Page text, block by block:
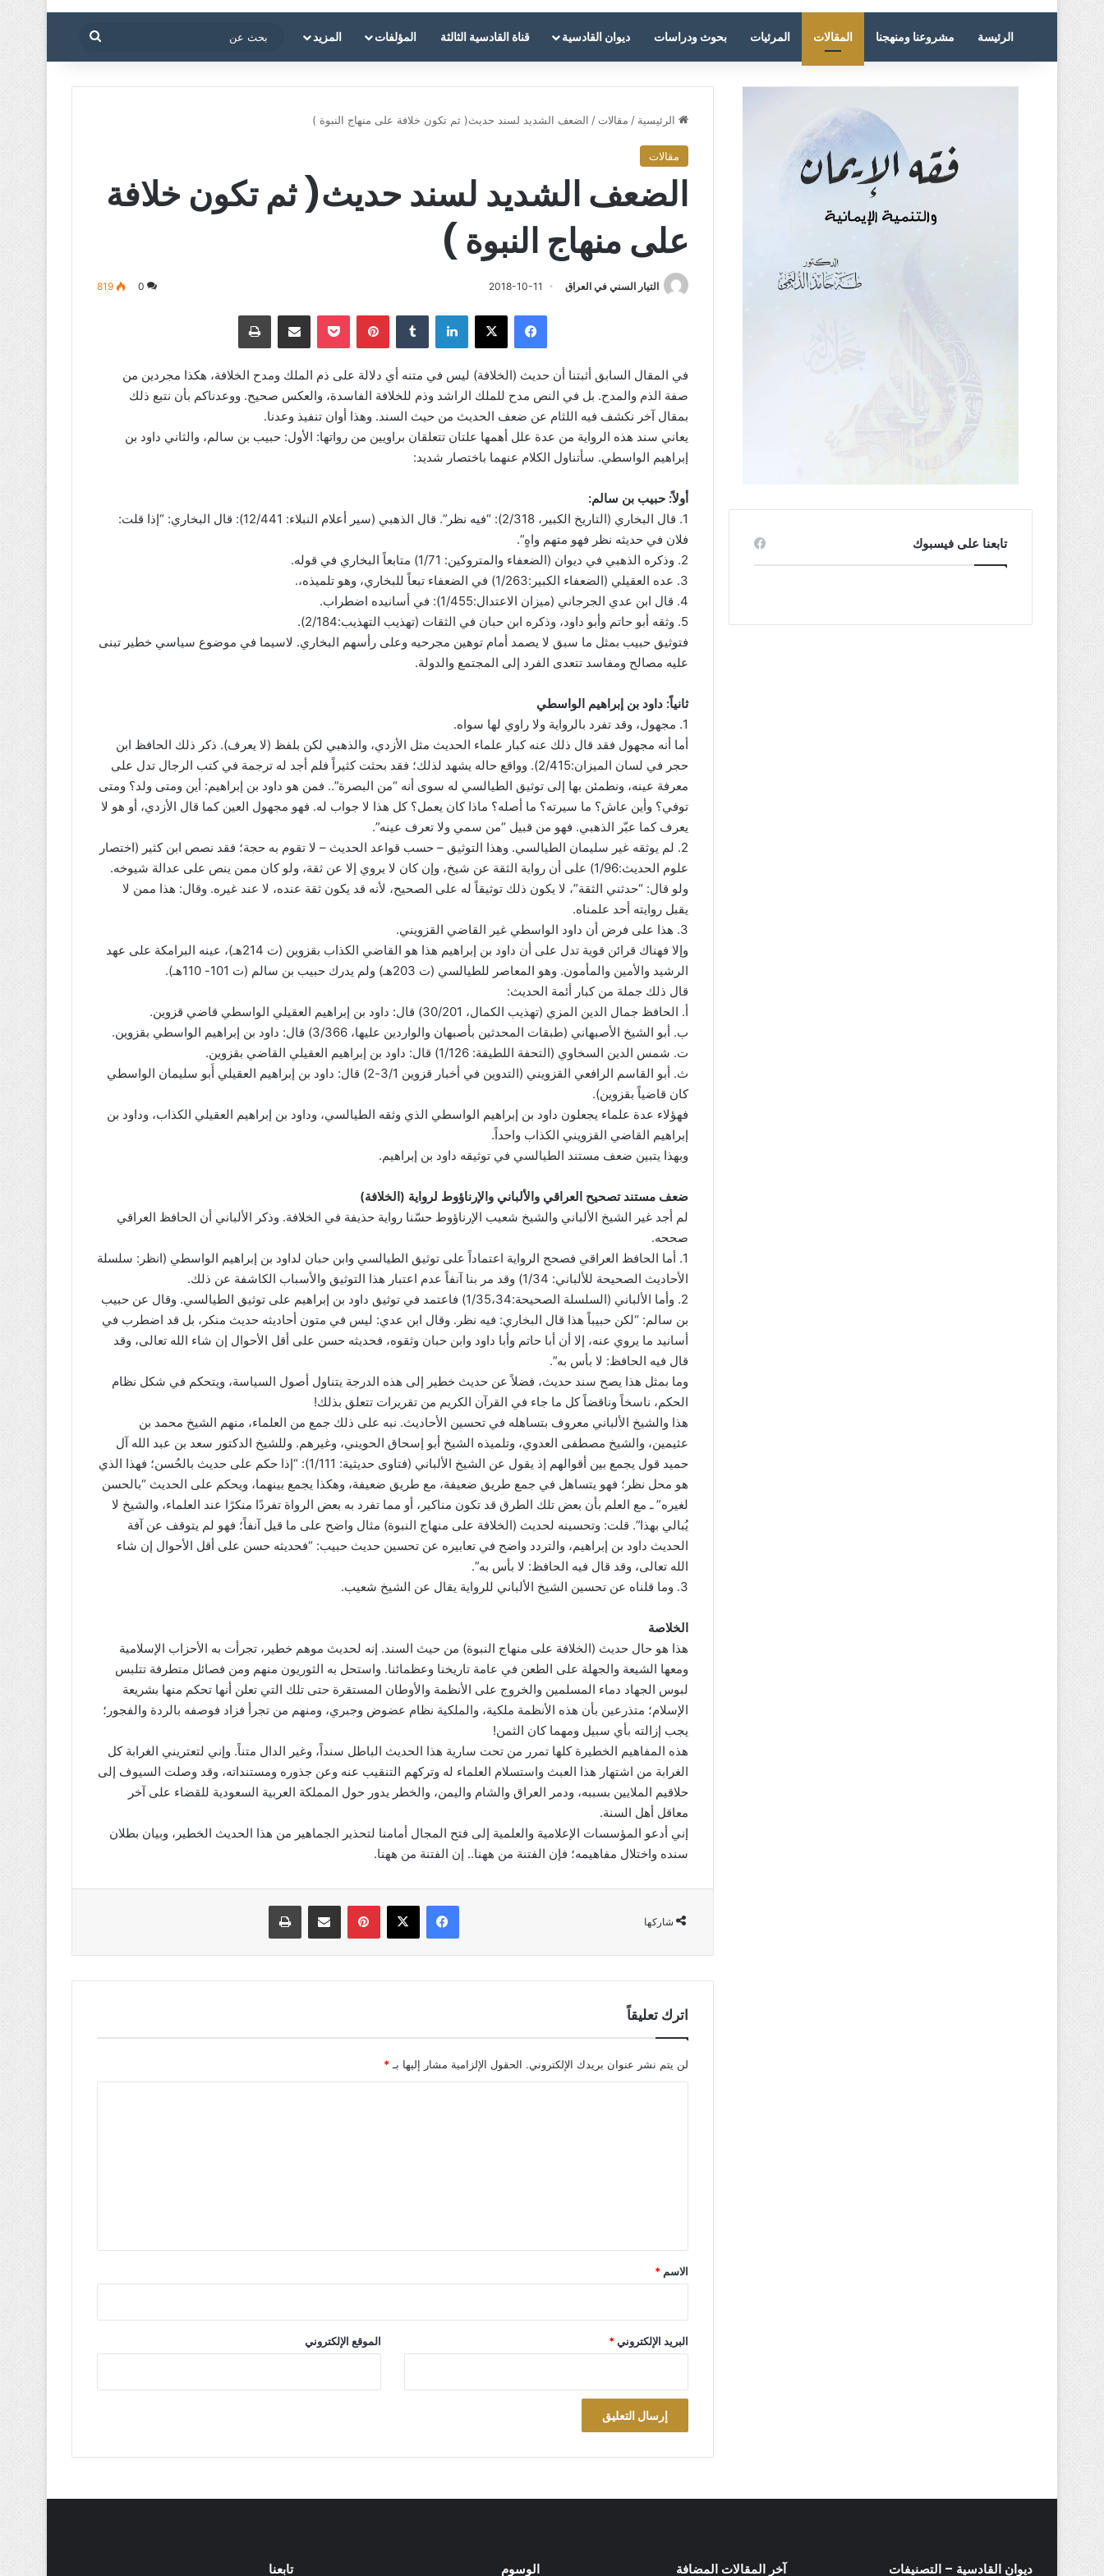
الرئيسة مشروعنا ومنهجنا المقالات المرئيات بحوث ودراسات ديوان القادسية قناة القادسية الثالثة المؤلفات المزيد
عن
الرئيسية / مقالات / الضعف الشديد لسند حديث( ثم تكون خلافة على منهاج النبوة )
مقالات
الضعف الشديد لسند حديث( ثم تكون خلافة
على منهاج النبوة )
التيار السني في العراق 2018-10-11
0
819
فيسبوك لينكدإن بينتيريست
في المقال السابق أثبتنا أن حديث (الخلافة) ليس في متنه أي دلالة على ذم الملك ومدح الخلافة، هكذا مجردين من
صفة الذم والمدح. بل في النص مدح للملك الراشد وذم للخلافة الفاسدة، والعكس صحيح. ووعدناكم بأن نتبع ذلك
بمقال آخر نكشف فيه اللثام عن ضعف الحديث من حيث السند. وهذا أوان تنفيذ وعدنا.
يعاني سند هذه الرواية من عدة علل أهمها علتان تتعلقان براويين من رواتها: الأول: حبيب بن سالم، والثاني داود بن
إبراهيم الواسطي. سأتناول الكلام عنهما باختصار شديد:
أولاً: حبيب بن سالم:
1. قال البخاري (التاريخ الكبير، 2/318): “فيه نظر”. قال الذهبي (سير أعلام النبلاء: 12/441): قال البخاري: “إذا قلت:
فلان في حديثه نظر فهو متهم واهٍ”.
2. وذكره الذهبي في ديوان (الضعفاء والمتروكين: 1/71) متابعاً البخاري في قوله.
3. عده العقيلي (الضعفاء الكبير:1/263) في الضعفاء تبعاً للبخاري، وهو تلميذه،.
4. قال ابن عدي الجرجاني (ميزان الاعتدال:1/455): في أسانيده اضطراب.
5. وثقه أبو حاتم وأبو داود، وذكره ابن حبان في الثقات (تهذيب التهذيب:2/184).
فتوثيق حبيب بمثل ما سبق لا يصمد أمام توهين مجرحيه وعلى رأسهم البخاري. لاسيما في موضوع سياسي خطير تبنى
عليه مصالح ومفاسد تتعدى الفرد إلى المجتمع والدولة.
ثانياً: داود بن إبراهيم الواسطي
1. مجهول، وقد تفرد بالرواية ولا راوي لها سواه.
أما أنه مجهول فقد قال ذلك عنه كبار علماء الحديث مثل الأزدي، والذهبي لكن بلفظ (لا يعرف). ذكر ذلك الحافظ ابن
حجر في لسان الميزان:2/415). وواقع حاله يشهد لذلك؛ فقد بحثت كثيراً فلم أجد له ترجمة في كتب الرجال تدل على
معرفة عينه، ونطمئن بها إلى توثيق الطيالسي له سوى أنه “من البصرة”.. فمن هو داود بن إبراهيم: أين ومتى ولد؟ ومتى
توفي؟ وأين عاش؟ ما سيرته؟ ما أصله؟ ماذا كان يعمل؟ كل هذا لا جواب له. فهو مجهول العين كما قال الأزدي، أو هو لا
يعرف كما عبّر الذهبي. فهو من قبيل “من سمي ولا تعرف عينه”.
2. لم يوثقه غير سليمان الطيالسي. وهذا التوثيق – حسب قواعد الحديث – لا تقوم به حجة؛ فقد نصص ابن كثير (اختصار
علوم الحديث:1/96) على أن رواية الثقة عن شيخ، وإن كان لا يروي إلا عن ثقة، ولو كان ممن ينص على عدالة شيوخه.
ولو قال: “حدثني الثقة”، لا يكون ذلك توثيقاً له على الصحيح، لأنه قد يكون ثقة عنده، لا عند غيره. وقال: هذا ممن لا
يقبل روايته أحد علمناه.
3. هذا على فرض أن داود الواسطي غير القاضي القزويني.
وإلا فهناك قرائن قوية تدل على أن داود بن إبراهيم هذا هو القاضي الكذاب بقزوين (ت 214هـ)، عينه البرامكة على عهد
الرشيد والأمين والمأمون. وهو المعاصر للطيالسي (ت 203هـ) ولم يدرك حبيب بن سالم (ت 101- 110هـ).
قال ذلك جملة من كبار أئمة الحديث:
أ. الحافظ جمال الدين المزي (تهذيب الكمال، 30/201) قال: داود بن إبراهيم العقيلي الواسطي قاضي قزوين.
ب. أبو الشيخ الأصبهاني (طبقات المحدثين بأصبهان والواردين عليها، 3/366) قال: داود بن إبراهيم الواسطي بقزوين.
ت. شمس الدين السخاوي (التحفة اللطيفة: 1/126) قال: داود بن إبراهيم العقيلي القاضي بقزوين.
ث. أبو القاسم الرافعي القزويني (التدوين في أخبار قزوين 3/1-2) قال: داود بن إبراهيم العقيلي أَبو سليمان الواسطي
كان قاضياً بقزوين).
فهؤلاء عدة علماء يجعلون داود بن إبراهيم الواسطي الذي وثقه الطيالسي، وداود بن إبراهيم العقيلي الكذاب، وداود بن
إبراهيم القاضي القزويني الكذاب واحداً.
وبهذا يتبين ضعف مستند الطيالسي في توثيقه داود بن إبراهيم.
ضعف مستند تصحيح العراقي والألباني والإرناؤوط لرواية (الخلافة)
لم أجد غير الشيخ الألباني والشيخ شعيب الإرناؤوط حسّنا رواية حذيفة في الخلافة. وذكر الألباني أن الحافظ العراقي
صححه.
1. أما الحافظ العراقي فصحح الرواية اعتماداً على توثيق الطيالسي وابن حبان لداود بن إبراهيم الواسطي (انظر: سلسلة
الأحاديث الصحيحة للألباني: 1/34) وقد مر بنا آنفاً عدم اعتبار هذا التوثيق والأسباب الكاشفة عن ذلك.
2. وأما الألباني (السلسلة الصحيحة:1/35،34) فاعتمد في توثيق داود بن إبراهيم على توثيق الطيالسي. وقال عن حبيب
بن سالم: “لكن حبيباً هذا قال البخاري: فيه نظر. وقال ابن عدي: ليس في متون أحاديثه حديث منكر، بل قد اضطرب في
أسانيد ما يروي عنه، إلا أن أبا حاتم وأبا داود وابن حبان وثقوه، فحديثه حسن على أقل الأحوال إن شاء الله تعالى، وقد
قال فيه الحافظ: لا بأس به”.
وما بمثل هذا يصح سند حديث، فضلاً عن حديث خطير إلى هذه الدرجة يتناول أصول السياسة، ويتحكم في شكل نظام
الحكم، ناسخاً وناقضاً كل ما جاء في القرآن الكريم من تقريرات تتعلق بذلك!
هذا والشيخ الألباني معروف بتساهله في تحسين الأحاديث. نبه على ذلك جمع من العلماء، منهم الشيخ محمد بن
عثيمين، والشيخ مصطفى العدوي، وتلميذه الشيخ أبو إسحاق الحويني، وغيرهم. وللشيخ الدكتور سعد بن عبد الله آل
حميد قول يجمع بين أقوالهم إذ يقول عن الشيخ الألباني (فتاوى حديثية: 1/111): “إذا حكم على حديث بالحُسن؛ فهذا الذي
هو محل نظر؛ فهو يتساهل في جمع طريق ضعيفة، مع طريق ضعيفة، وهكذا يجمع بينهما، ويحكم على الحديث “بالحسن
لغيره” ـ مع العلم بأن بعض تلك الطرق قد تكون مناكير، أو مما تفرد به بعض الرواة تفردًا منكرًا عند العلماء، والشيخ لا
يُبالي بهذا”. قلت: وتحسينه لحديث (الخلافة على منهاج النبوة) مثال واضح على ما قيل آنفاً؛ فهو لم يتوقف عن آفة
الحديث داود بن إبراهيم، والتردد واضح في تعابيره عن تحسين حديث حبيب: “فحديثه حسن على أقل الأحوال إن شاء
الله تعالى، وقد قال فيه الحافظ: لا بأس به”.
3. وما قلناه عن تحسين الشيخ الألباني للرواية يقال عن الشيخ شعيب.
الخلاصة
هذا هو حال حديث (الخلافة على منهاج النبوة) من حيث السند. إنه لحديث موهم خطير، تجرأت به الأحزاب الإسلامية
ومعها الشيعة والجهلة على الطعن في عامة تاريخنا وعظمائنا. واستحل به الثوريون منهم ومن فصائل متطرفة تتلبس
لبوس الجهاد دماء المسلمين والخروج على الأنظمة والأوطان المستقرة حتى تلك التي تعلن أنها تحكم منها بشريعة
الإسلام؛ متذرعين بأن هذه الأنظمة ملكية، والملكية نظام عضوض وجبري، ومنهم من تجرأ فزاد فوصفه بالردة والفجور؛
يجب إزالته بأي سبيل ومهما كان الثمن!
هذه المفاهيم الخطيرة كلها تمرر من تحت سارية هذا الحديث الباطل سنداً، وغير الدال متناً. وإني لتعتريني الغرابة كل
الغرابة من اشتهار هذا العبث واستسلام العلماء له وتركهم التنقيب عنه وعن جذوره ومستنداته، وقد وصلت السيوف إلى
حلاقيم الملايين بسببه، ودمر العراق والشام واليمن، والخطر يدور حول المملكة العربية السعودية للقضاء على آخر
معاقل أهل السنة.
إني أدعو المؤسسات الإعلامية والعلمية إلى فتح المجال أمامنا لتحذير الجماهير من هذا الحديث الخطير، وبيان بطلان
سنده واختلال مفاهيمه؛ فإن الفتنة من ههنا.. إن الفتنة من ههنا.
شاركها
فيسبوك ‫X بينتيريست
اترك تعليقاً
لن يتم نشر عنوان بريدك الإلكتروني. الحقول الإلزامية مشار إليها بـ *
*
الاسم *
البريد الإلكتروني* الموقع الإلكتروني
تابعنا على فيسبوك
ديوان القادسية – التصنيفات آخر المقالات المضافة الوسوم تابعنا